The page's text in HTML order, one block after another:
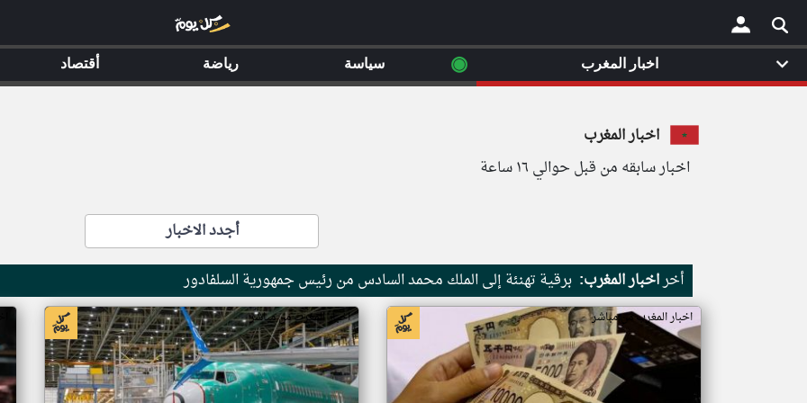
×
اخبار المغرب
اخبار سابقه من قبل حوالي ١٦ ساعة
أجدد الاخبار
أخراخبار المغرب: برقية تهنئة إلى الملك محمد السادس من رئيس جمهورية السلفادور
اخبار المغرب من مباشر اخبار المغرب من مباشر
اخبار المغرب ◉ سياسة رياضة أقتصاد